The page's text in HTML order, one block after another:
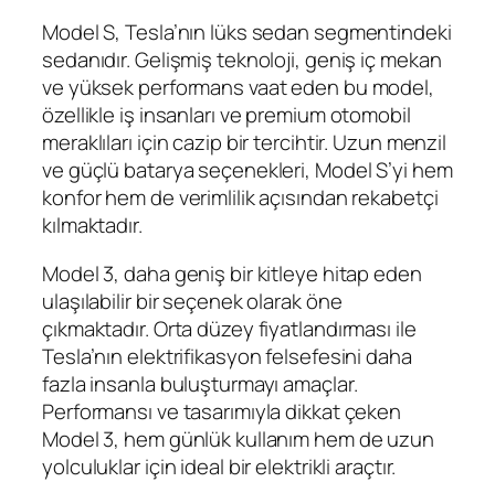
Model S, Tesla’nın lüks sedan segmentindeki
sedanıdır. Gelişmiş teknoloji, geniş iç mekan
ve yüksek performans vaat eden bu model,
özellikle iş insanları ve premium otomobil
meraklıları için cazip bir tercihtir. Uzun menzil
ve güçlü batarya seçenekleri, Model S’yi hem
konfor hem de verimlilik açısından rekabetçi
kılmaktadır.
Model 3, daha geniş bir kitleye hitap eden
ulaşılabilir bir seçenek olarak öne
çıkmaktadır. Orta düzey fiyatlandırması ile
Tesla’nın elektrifikasyon felsefesini daha
fazla insanla buluşturmayı amaçlar.
Performansı ve tasarımıyla dikkat çeken
Model 3, hem günlük kullanım hem de uzun
yolculuklar için ideal bir elektrikli araçtır.